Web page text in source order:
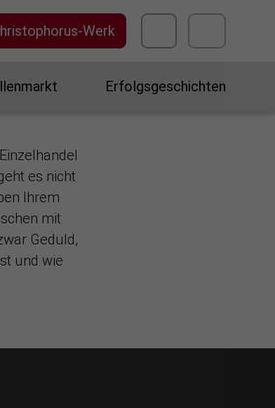
Werk
Erfolgsgeschichten
es nicht
Ihrem
mit
Geduld,
und wie